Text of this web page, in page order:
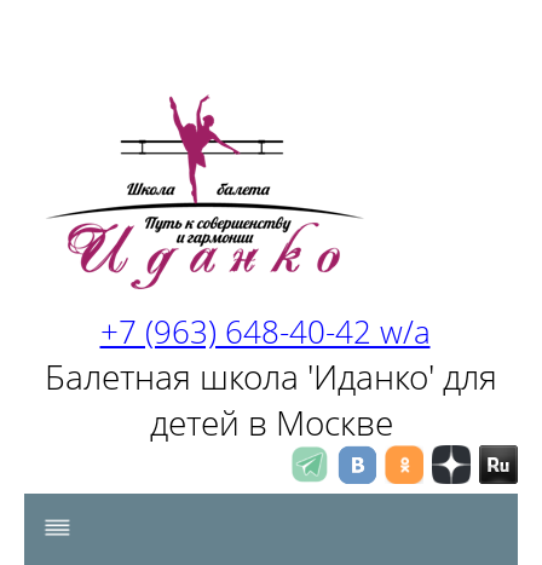
+7 (963) 648-40-42 w/a
Балетная школа 'Иданко' для
детей в Москве